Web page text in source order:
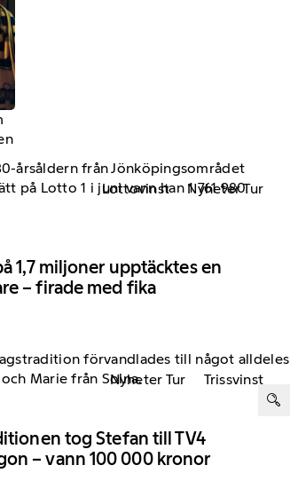
Lottovinst Nyheter Tur
1,7 miljoner upptäcktes en
– firade med fika
Nyheter Tur Trissvinst
tog Stefan till TV4
– vann 100 000 kronor